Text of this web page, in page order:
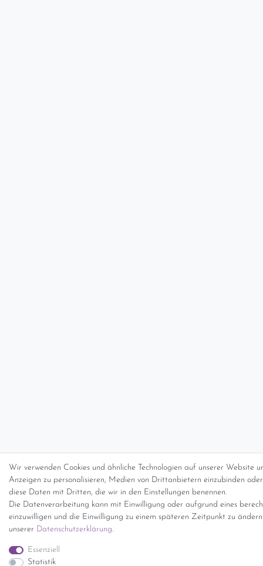
Wir verwenden Cookies und ähnliche Technologien auf unserer Website
Anzeigen zu personalisieren, Medien von Drittanbietern einzubinden
diese Daten mit Dritten, die wir in den Einstellungen benennen.
Die Datenverarbeitung kann mit Einwilligung oder aufgrund eines
einzuwilligen und die Einwilligung zu einem späteren Zeitpunkt zu
unserer Daten­schutz­erklärung.
Essenziell
Statistik